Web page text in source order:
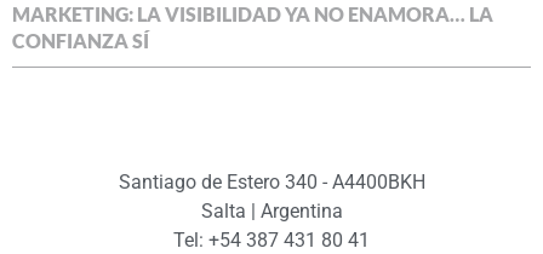
MARKETING: LA VISIBILIDAD YA NO ENAMORA… LA
CONFIANZA SÍ
Santiago de Estero 340 - A4400BKH
Salta | Argentina
Tel: +54 387 431 80 41